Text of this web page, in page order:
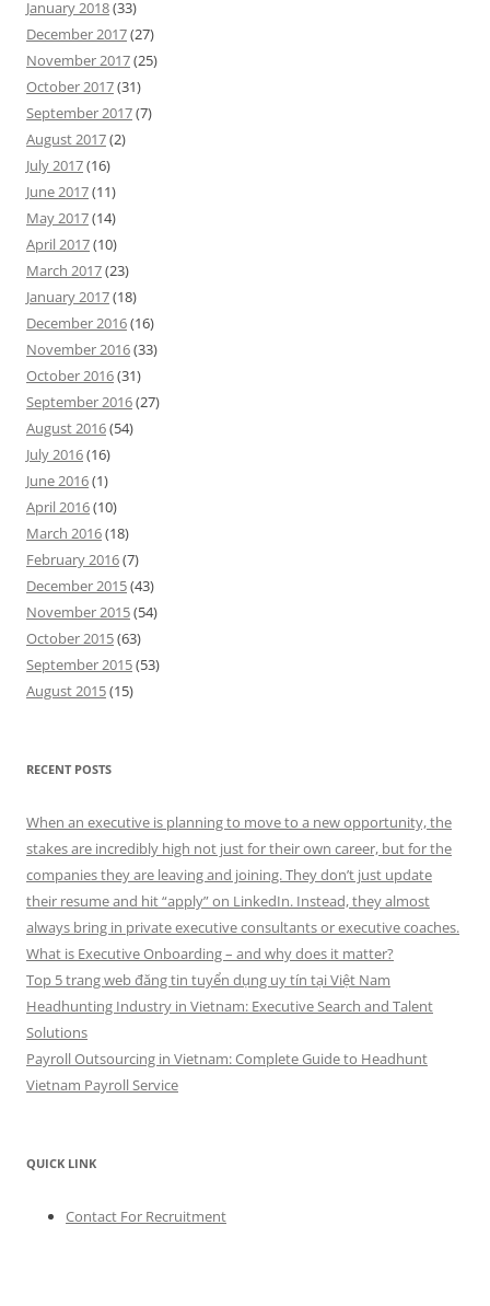
January 2018(33)
December 2017(27)
November 2017(25)
October 2017(31)
September 2017(7)
August 2017(2)
July 2017(16)
June 2017(11)
May 2017(14)
April 2017(10)
March 2017(23)
January 2017(18)
December 2016(16)
November 2016(33)
October 2016(31)
September 2016(27)
August 2016(54)
July 2016(16)
June 2016(1)
April 2016(10)
March 2016(18)
February 2016(7)
December 2015(43)
November 2015(54)
October 2015(63)
September 2015(53)
August 2015(15)
RECENT POSTS
When an executive is planning to move to a new opportunity, the
stakes are incredibly high not just for their own career, but for the
companies they are leaving and joining. They don’t just update
their resume and hit “apply” on LinkedIn. Instead, they almost
always bring in private executive consultants or executive coaches.
What is Executive Onboarding – and why does it matter?
Top 5 trang web đăng tin tuyển dụng uy tín tại Việt Nam
Headhunting Industry in Vietnam: Executive Search and Talent
Solutions
Payroll Outsourcing in Vietnam: Complete Guide to Headhunt
Vietnam Payroll Service
QUICK LINK
Contact For Recruitment